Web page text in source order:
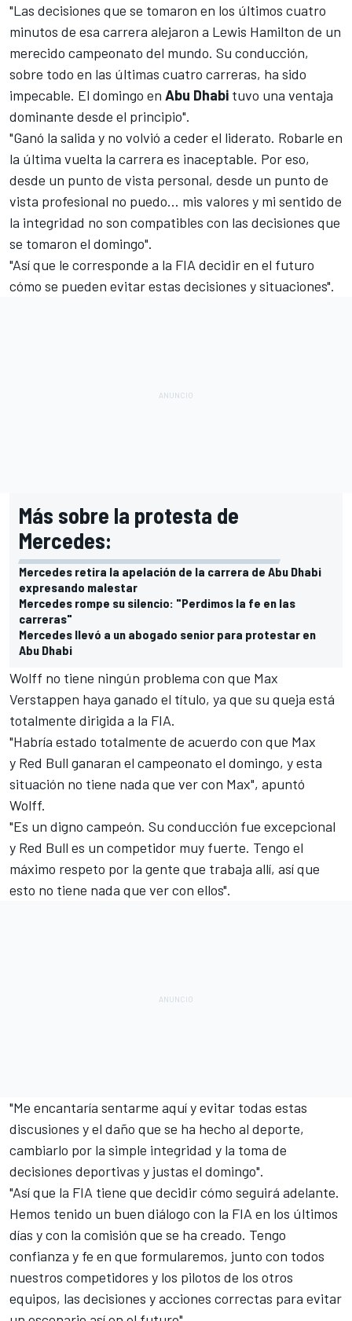
"Las decisiones que se tomaron en los últimos cuatro
minutos de esa carrera alejaron a Lewis Hamilton de un
merecido campeonato del mundo. Su conducción,
sobre todo en las últimas cuatro carreras, ha sido
impecable. El domingo en Abu Dhabi tuvo una ventaja
dominante desde el principio".
"Ganó la salida y no volvió a ceder el liderato. Robarle en
la última vuelta la carrera es inaceptable. Por eso,
desde un punto de vista personal, desde un punto de
vista profesional no puedo... mis valores y mi sentido de
la integridad no son compatibles con las decisiones que
se tomaron el domingo".
"Así que le corresponde a la FIA decidir en el futuro
cómo se pueden evitar estas decisiones y situaciones".
Más sobre la protesta de
Mercedes:
Mercedes retira la apelación de la carrera de Abu Dhabi
expresando malestar
Mercedes rompe su silencio: "Perdimos la fe en las
carreras"
Mercedes llevó a un abogado senior para protestar en
Abu Dhabi
Wolff no tiene ningún problema con que Max
Verstappen haya ganado el título, ya que su queja está
totalmente dirigida a la FIA.
"Habría estado totalmente de acuerdo con que Max
y Red Bull ganaran el campeonato el domingo, y esta
situación no tiene nada que ver con Max", apuntó
Wolff.
"Es un digno campeón. Su conducción fue excepcional
y Red Bull es un competidor muy fuerte. Tengo el
máximo respeto por la gente que trabaja allí, así que
esto no tiene nada que ver con ellos".
"Me encantaría sentarme aquí y evitar todas estas
discusiones y el daño que se ha hecho al deporte,
cambiarlo por la simple integridad y la toma de
decisiones deportivas y justas el domingo".
"Así que la FIA tiene que decidir cómo seguirá adelante.
Hemos tenido un buen diálogo con la FIA en los últimos
días y con la comisión que se ha creado. Tengo
confianza y fe en que formularemos, junto con todos
nuestros competidores y los pilotos de los otros
equipos, las decisiones y acciones correctas para evitar